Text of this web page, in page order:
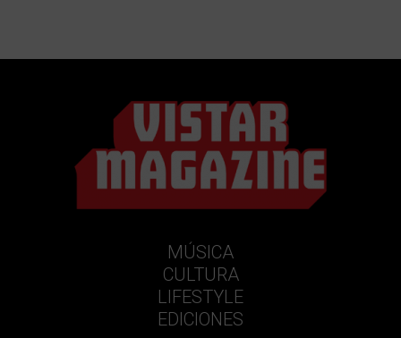
MÚSICA
CULTURA
LIFESTYLE
EDICIONES